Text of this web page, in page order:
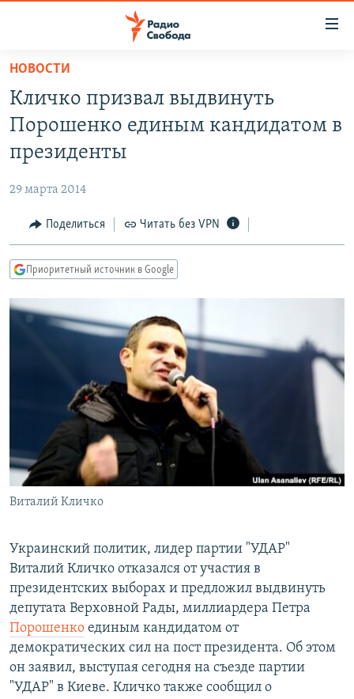
упрощенного
доступа
Вернуться
основному
Вернутся
Вернутся
поиску
АВТОРСКИЕ ПРОЕКТЫ
МНЕНИЯ
КУЛЬТУРА
КАВКАЗ.РЕАЛИИ
СЕВЕР.РЕАЛИИ
СИБИРЬ.РЕАЛИИ
РАСПИСАНИЕ ВЕЩАНИЯ
ПОДПИШИТЕСЬ НА РАССЫЛКУ
СОЦИАЛЬНЫЕ СЕТИ
Все сайты РСЕ/РС
НОВОСТИ
Кличко призвал выдвинуть
Порошенко единым кандидатом в
президенты
29 марта 2014
Поделиться Читать без VPN
Приоритетный источник в Google
Виталий Кличко
Украинский политик, лидер партии "УДАР"
Виталий Кличко отказался от участия в
президентских выборах и предложил выдвинуть
депутата Верховной Рады, миллиардера Петра
Порошенко единым кандидатом от
демократических сил на пост президента. Об этом
он заявил, выступая сегодня на съезде партии
"УДАР" в Киеве. Кличко также сообщил о